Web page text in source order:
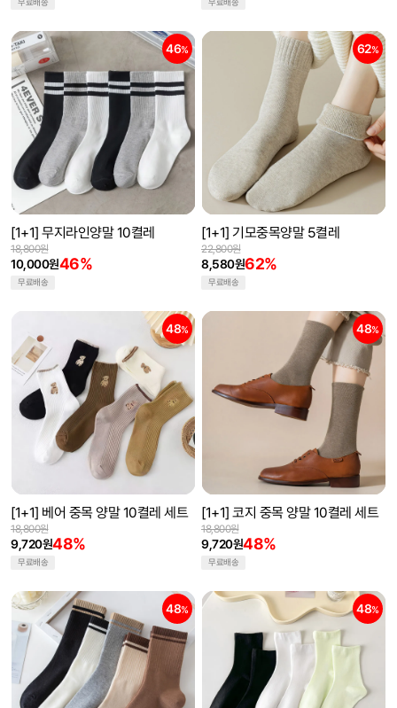
무료배송 무료배송
46%
[1+1] 무지라인양말 10켤레
10,000원46%
18,800원
무료배송
62%
[1+1] 기모중목양말 5켤레
8,580원62%
22,800원
무료배송
48%
[1+1] 베어 중목 양말 10켤레 세트
9,720원48%
18,800원
무료배송
48%
[1+1] 코지 중목 양말 10켤레 세트
9,720원48%
18,800원
무료배송
48% 48%